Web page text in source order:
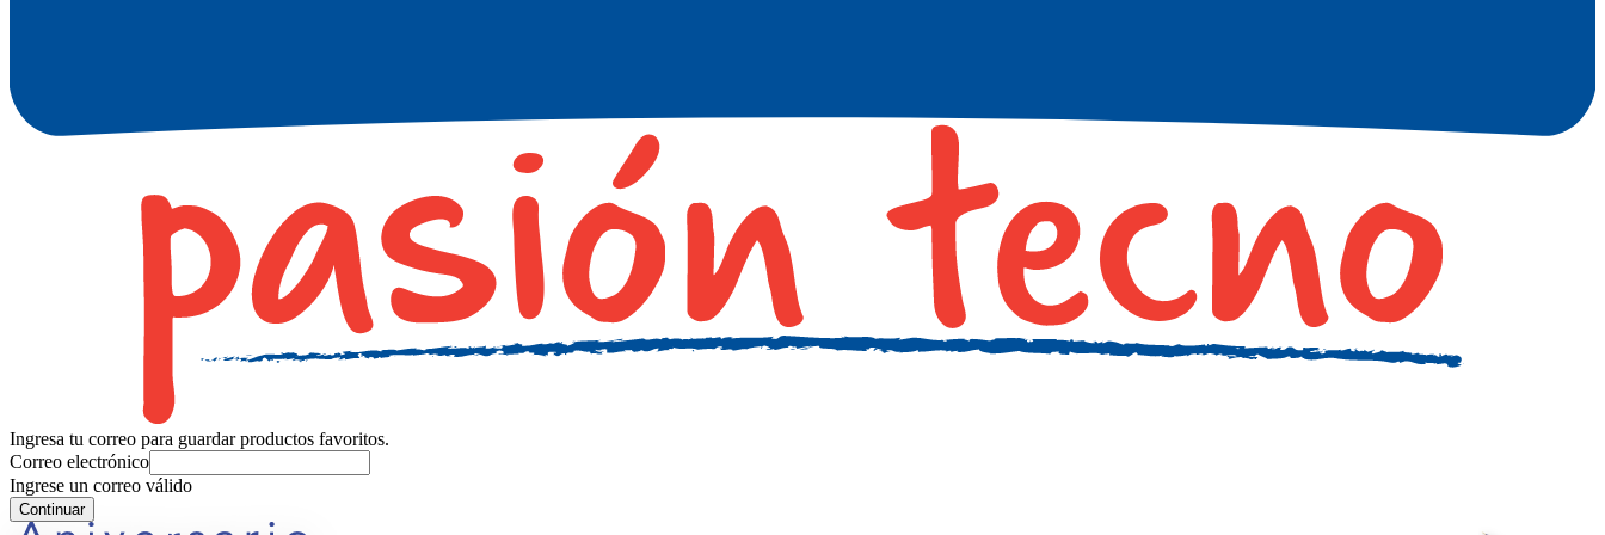
Ingresa tu correo para guardar productos favoritos.
Correo electrónico
Ingrese un correo válido
Continuar